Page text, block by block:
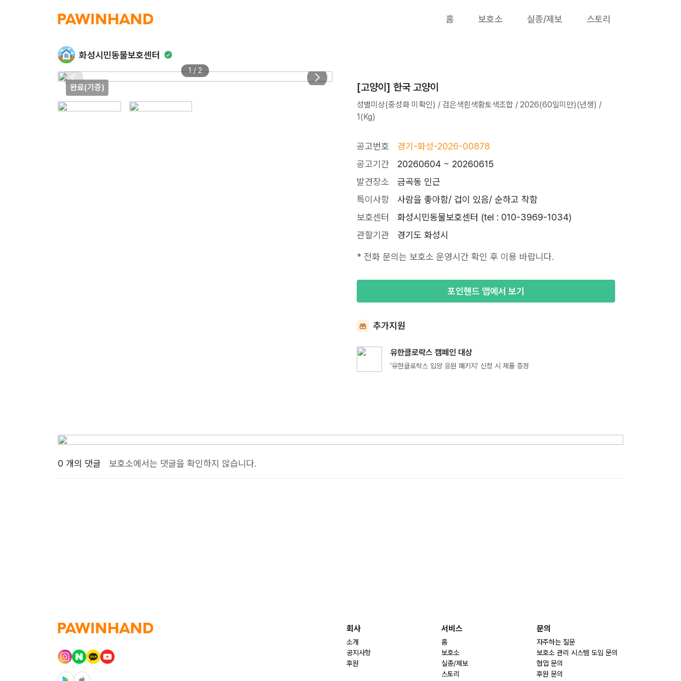
홈 보호소 실종/제보 스토리
화성시민동물보호센터
완료(기증)
1 / 2
[고양이] 한국 고양이
성별미상(중성화 미확인) / 검은색흰색황토색조합 / 2026(60일미만)(년생) /
1(Kg)
공고번호
경기-화성-2026-00878
공고기간
20260604 ~ 20260615
발견장소
금곡동 인근
특이사항
사람을 좋아함/ 겁이 있음/ 순하고 착함
보호센터
화성시민동물보호센터 (tel : 010-3969-1034)
관할기관
경기도 화성시
* 전화 문의는 보호소 운영시간 확인 후 이용 바랍니다.
포인핸드 앱에서 보기
추가지원
유한클로락스 캠페인 대상
'유한클로락스 입양 응원 패키지' 신청 시 제품 증정
0 개의 댓글 보호소에서는 댓글을 확인하지 않습니다.
회사
소개
공지사항
후원
서비스
홈
보호소
실종/제보
스토리
문의
자주하는 질문
보호소 관리 시스템 도입 문의
협업 문의
후원 문의